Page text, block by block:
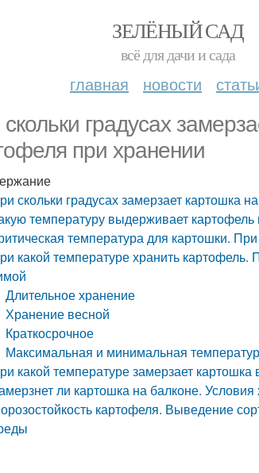
ЗЕЛЁНЫЙ САД
всё для дачи и сада
главная новости
градусах
при хранении
скольки градусах замерзает картошка
температуру выдерживает картофель
температура для картошки.
какой температуре хранить
Длительное хранение
Хранение весной
Краткосрочное
Максимальная и минимальная
какой температуре замерзает
ли картошка на балконе.
картофеля. Выведение